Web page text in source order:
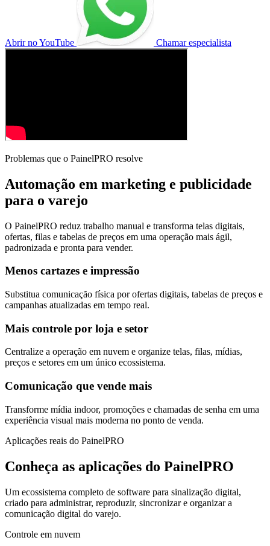
Abrir no YouTube Chamar especialista
Problemas que o PainelPRO resolve
Automação em marketing e publicidade
para o varejo
O PainelPRO reduz trabalho manual e transforma telas digitais,
ofertas, filas e tabelas de preços em uma operação mais ágil,
padronizada e pronta para vender.
Menos cartazes e impressão
Substitua comunicação física por ofertas digitais, tabelas de preços e
campanhas atualizadas em tempo real.
Mais controle por loja e setor
Centralize a operação em nuvem e organize telas, filas, mídias,
preços e setores em um único ecossistema.
Comunicação que vende mais
Transforme mídia indoor, promoções e chamadas de senha em uma
experiência visual mais moderna no ponto de venda.
Aplicações reais do PainelPRO
Conheça as aplicações do PainelPRO
Um ecossistema completo de software para sinalização digital,
criado para administrar, reproduzir, sincronizar e organizar a
comunicação digital do varejo.
Controle em nuvem